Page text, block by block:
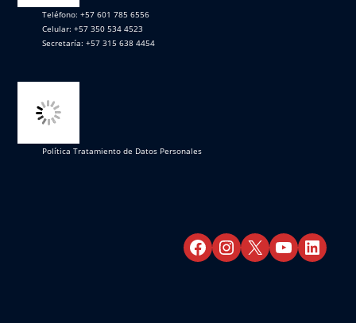
Teléfono: +57 601 785 6556
Celular: +57 350 534 4523
Secretaría: +57 315 638 4454
Política Tratamiento de Datos Personales